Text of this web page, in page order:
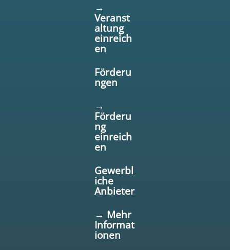
→
Veranst
altung
einreich
en
Förderu
ngen
→
Förderu
ng
einreich
en
Gewerbl
iche
Anbieter
→ Mehr
Informat
ionen